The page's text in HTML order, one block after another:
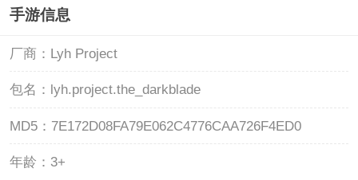
手游信息
厂商： Lyh Project
包名： lyh.project.the_darkblade
MD5： 7E172D08FA79E062C4776CAA726F4ED0
年龄： 3+